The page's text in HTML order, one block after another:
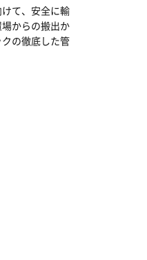
て、安全に輸
からの搬出か
の徹底した管